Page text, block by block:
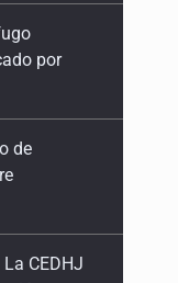
de
CEDHJ
en